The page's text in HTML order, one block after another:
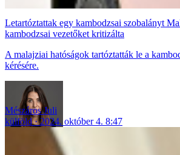
Letartóztattak egy kambodzsai szobalányt
kambodzsai vezetőket kritizálta
A malajziai hatóságok tartóztatták le a
kérésére.
Mészáros Juli
külföld
2024. október 4. 8:47